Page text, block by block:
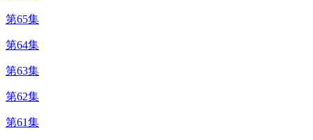
第65集
第64集
第63集
第62集
第61集